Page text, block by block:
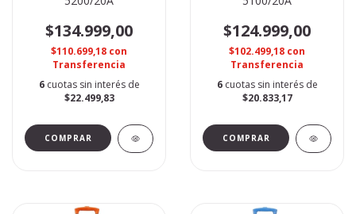
$134.999,00
$110.699,18 con
Transferencia
6 cuotas sin interés de
$22.499,83
$124.999,00
$102.499,18 con
Transferencia
6 cuotas sin interés de
$20.833,17